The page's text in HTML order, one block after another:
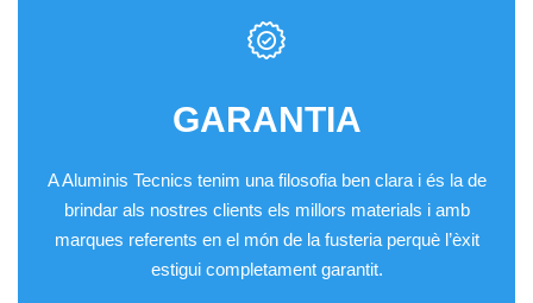
GARANTIA
A Aluminis Tecnics tenim una filosofia ben clara i és la de
brindar als nostres clients els millors materials i amb
marques referents en el món de la fusteria perquè l’èxit
estigui completament garantit.